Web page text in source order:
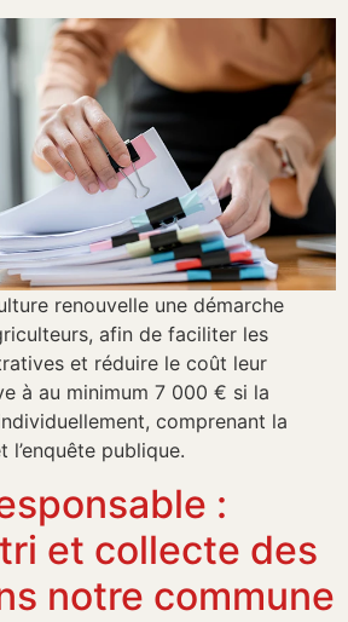
renouvelle une démarche
afin de faciliter les
et réduire le coût leur
à au minimum 7 000 € si la
comprenant la
l’enquête publique.
:
et collecte des
notre commune